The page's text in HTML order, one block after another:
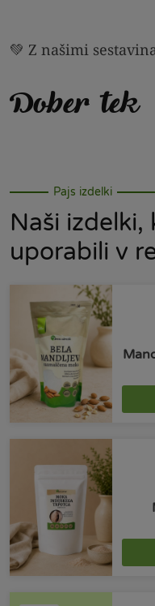
💚 Z našimi
Dober tek
Pajs izdelki
Naši izdelki,
uporabili v